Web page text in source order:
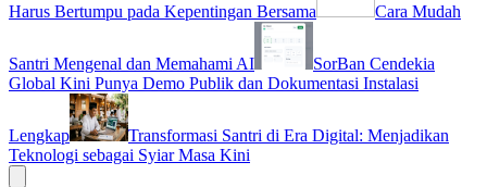
Harus Bertumpu pada Kepentingan Bersama Cara Mudah
Santri Mengenal dan Memahami AI
SorBan Cendekia
Global Kini Punya Demo Publik dan Dokumentasi Instalasi
Lengkap
Transformasi Santri di Era Digital: Menjadikan
Teknologi sebagai Syiar Masa Kini